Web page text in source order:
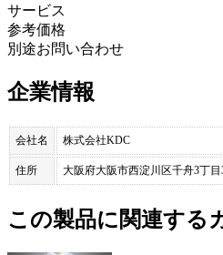
サービス
参考価格
別途お問い合わせ
企業情報
会社名 株式会社KDC
住所 大阪府大阪市西淀川区千舟3丁目
この製品に関連する